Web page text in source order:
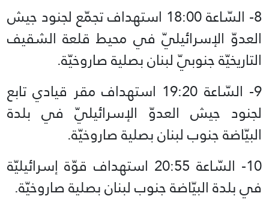
8- السّاعة 18:00 استهداف تجمّع لجنود جيش
العدوّ الإسرائيليّ في محيط قلعة الشقيف
التاريخيّة جنوبيّ لبنان بصلية صاروخيّة.
9- السّاعة 19:20 استهداف مقر قيادي تابع
لجنود جيش العدوّ الإسرائيليّ في بلدة
البيّاضة جنوب لبنان بصلية صاروخيّة.
10- السّاعة 20:55 استهداف قوّة إسرائيليّة
في بلدة البيّاضة جنوب لبنان بصلية صاروخيّة.